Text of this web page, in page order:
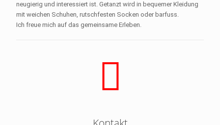
neugierig und interessiert ist. Getanzt wird in bequemer Kleidung
mit weichen Schuhen, rutschfesten Socken oder barfuss.
Ich freue mich auf das gemeinsame Erleben.